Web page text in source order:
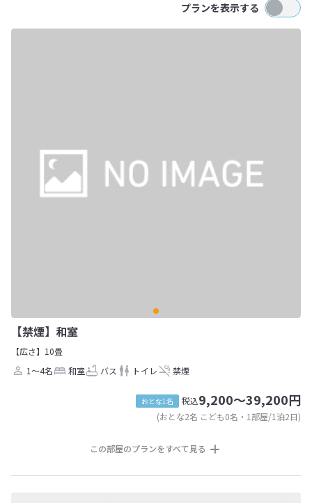
プランを表示する
【禁煙】和室
【広さ】10畳
1～4名
和室 バス トイレ 禁煙
おとな1名 税込9,200～39,200円
(おとな2名 こども0名・1部屋/1泊2日)
この部屋のプランをすべて見る